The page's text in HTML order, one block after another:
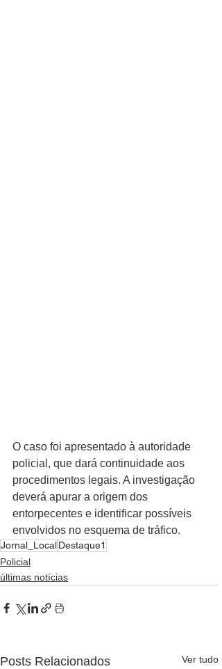
O caso foi apresentado à autoridade
policial, que dará continuidade aos
procedimentos legais. A investigação
deverá apurar a origem dos
entorpecentes e identificar possíveis
envolvidos no esquema de tráfico.
Jornal_LocalDestaque1
Policial
últimas notícias
Posts Relacionados Ver tudo